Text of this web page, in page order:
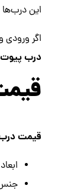
این درب‌ها
اگر ورودی
درب پیوت
قیمت درب
جنس